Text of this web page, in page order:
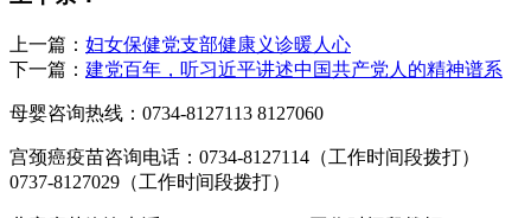
上一篇： 妇女保健党支部健康义诊暖人心
下一篇： 建党百年，听习近平讲述中国共产党人的精神谱系
母婴咨询热线：0734-8127113 8127060
宫颈癌疫苗咨询电话：0734-8127114（工作时间段拨打）
0737-8127029（工作时间段拨打）